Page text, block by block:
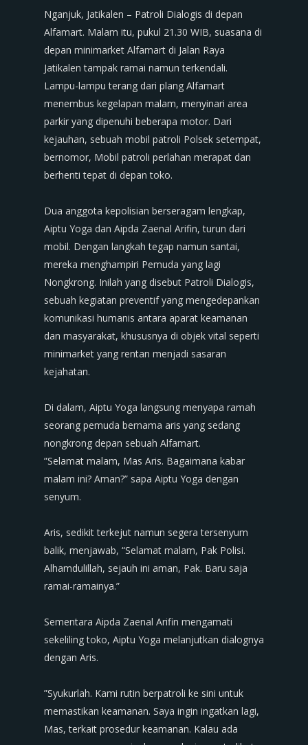
Nganjuk, Jatikalen – ​Patroli Dialogis di depan
Alfamart. ​Malam itu, pukul 21.30 WIB, suasana di
depan minimarket Alfamart di Jalan Raya
Jatikalen tampak ramai namun terkendali.
Lampu-lampu terang dari plang Alfamart
menembus kegelapan malam, menyinari area
parkir yang dipenuhi beberapa motor. Dari
kejauhan, sebuah mobil patroli Polsek setempat,
bernomor, Mobil patroli perlahan merapat dan
berhenti tepat di depan toko.
‎​Dua anggota kepolisian berseragam lengkap,
Aiptu Yoga dan Aipda Zaenal Arifin, turun dari
mobil. Dengan langkah tegap namun santai,
mereka menghampiri Pemuda yang lagi
Nongkrong. Inilah yang disebut Patroli Dialogis,
sebuah kegiatan preventif yang mengedepankan
komunikasi humanis antara aparat keamanan
dan masyarakat, khususnya di objek vital seperti
minimarket yang rentan menjadi sasaran
kejahatan.
‎​Di dalam, Aiptu Yoga langsung menyapa ramah
seorang pemuda bernama aris yang sedang
nongkrong depan sebuah Alfamart.
‎​”Selamat malam, Mas Aris. Bagaimana kabar
malam ini? Aman?” sapa Aiptu Yoga dengan
senyum.
‎​Aris, sedikit terkejut namun segera tersenyum
balik, menjawab, “Selamat malam, Pak Polisi.
Alhamdulillah, sejauh ini aman, Pak. Baru saja
ramai-ramainya.”
‎​Sementara Aipda Zaenal Arifin mengamati
sekeliling toko, Aiptu Yoga melanjutkan dialognya
dengan Aris.
‎​”Syukurlah. Kami rutin berpatroli ke sini untuk
memastikan keamanan. Saya ingin ingatkan lagi,
Mas, terkait prosedur keamanan. Kalau ada